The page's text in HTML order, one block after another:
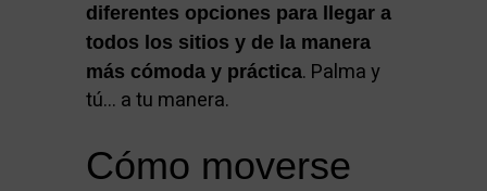
diferentes opciones para llegar a
todos los sitios y de la manera
más cómoda y práctica. Palma y
tú… a tu manera.
Cómo moverse